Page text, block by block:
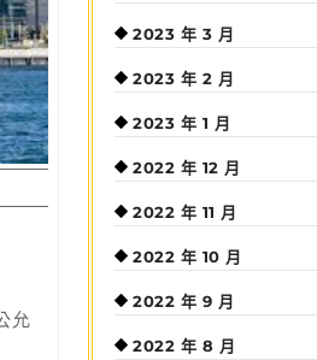
允
2023 年 3 月
2023 年 2 月
2023 年 1 月
2022 年 12 月
2022 年 11 月
2022 年 10 月
2022 年 9 月
2022 年 8 月